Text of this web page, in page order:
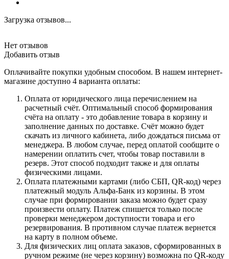
Загрузка отзывов...
Нет отзывов
Добавить отзыв
Оплачивайте покупки удобным способом. В нашем интернет-
магазине доступно 4 варианта оплаты:
Оплата от юридического лица перечислением на
расчетный счёт. Оптимальный способ формирования
счёта на оплату - это добавление товара в корзину и
заполнение данных по доставке. Счёт можно будет
скачать из личного кабинета, либо дождаться письма от
менеджера. В любом случае, перед оплатой сообщите о
намерении оплатить счет, чтобы товар поставили в
резерв. Этот способ подходит также и для оплаты
физическими лицами.
Оплата платежными картами (либо СБП, QR-код) через
платежный модуль Альфа-Банк из корзины. В этом
случае при формировании заказа можно будет сразу
произвести оплату. Платеж спишется только после
проверки менеджером доступности товара и его
резервирования. В противном случае платеж вернется
на карту в полном объеме.
Для физических лиц оплата заказов, сформированных в
ручном режиме (не через корзину) возможна по QR-коду